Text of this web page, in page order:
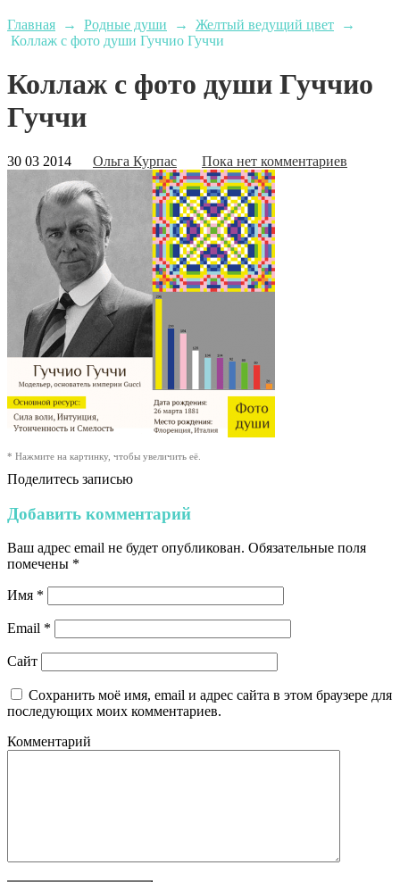
Главная → Родные души → Желтый ведущий цвет →
Коллаж с фото души Гуччио Гуччи
Коллаж с фото души Гуччио
Гуччи
30 03 2014 Ольга Курпас Пока нет комментариев
* Нажмите на картинку, чтобы увеличить её.
Поделитесь записью
Добавить комментарий
Ваш адрес email не будет опубликован. Обязательные поля
помечены *
Имя *
Email *
Сайт
Сохранить моё имя, email и адрес сайта в этом браузере для
последующих моих комментариев.
Комментарий